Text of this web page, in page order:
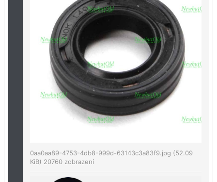
0aa0aa89-4753-4db8-999d-63143c3a83f9.jpg (52.09
KiB) 20760 zobrazení